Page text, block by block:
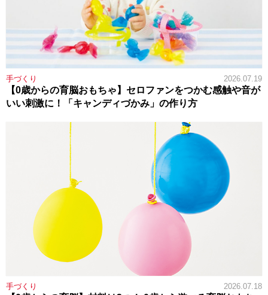
手づくり 2026.07.19
【0歳からの育脳おもちゃ】セロファンをつかむ感触や音が
いい刺激に！「キャンディづかみ」の作り方
手づくり 2026.07.18